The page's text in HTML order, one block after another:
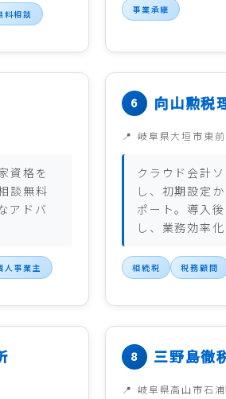
料相談
事業承継
資格を
談無料
アドバ
人事業主
向山勲税
岐阜県大垣市東
クラウド会計
し、初期設定
ポート。導入
し、業務効率
相続税 税務顧問
三野島徹
岐阜県高山市石